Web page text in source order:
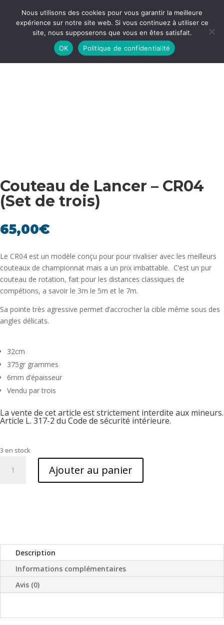
Couteau de lancer/ Couteau de Lancer – CR04 (Set de
Couteau de Lancer – CR04
(Set de trois)
65,00€
Le CR04 est un modèle conçu pour pour rivaliser avec les meilleurs
couteaux de championnat mais a un prix imbattable. C’est un pur
couteau de rotation, fait pour les distances classiques de
compétions, a savoir le 3m le 5m et le 7m.
Sa pointe très agressive permet d’accrocher la cible même sous des
angles délicats.
32cm
375gr grammes
6mm d’épaisseur
Vendu par trois
La vente de cet article est strictement interdite aux mineurs.
Article L. 317-2 du Code de sécurité intérieure.
3 en stock
(Set
trois)
Ajouter au panier
Description
Informations complémentaires
Avis (0)
Nous utilisons des cookies pour vous garantir la meilleure
expérience sur notre site web. Si vous continuez à utiliser ce
site, nous supposerons que vous en êtes satisfait.
OK
Politique de confidentialité